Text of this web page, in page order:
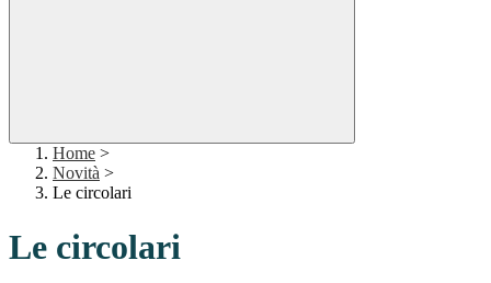
Home >
Novità >
Le circolari
Le circolari